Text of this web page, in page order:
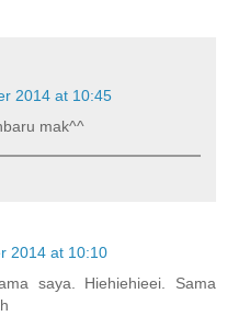
2014 at 10:45
mak^^
2014 at 10:10
saya. Hiehiehieei. Sama